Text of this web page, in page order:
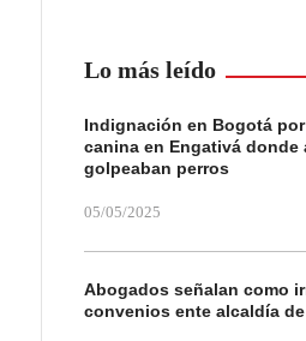
Lo más leído
Indignación en Bogotá
canina en Engativá donde
golpeaban perros
05/05/2025
Abogados señalan como
convenios ente alcaldía